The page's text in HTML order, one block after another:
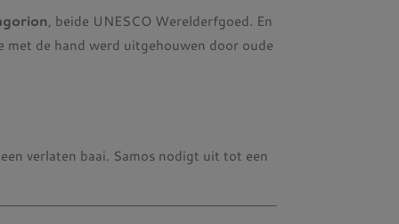
, beide UNESCO Werelderfgoed. En
met de hand werd uitgehouwen door oude
verlaten baai. Samos nodigt uit tot een